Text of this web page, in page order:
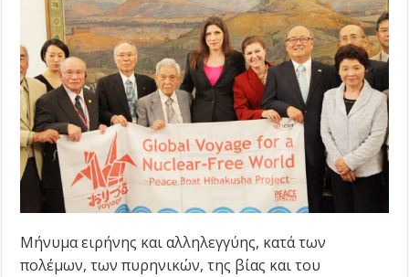
Μήνυμα ειρήνης και αλληλεγγύης, κατά των
πολέμων, των πυρηνικών, της βίας και του